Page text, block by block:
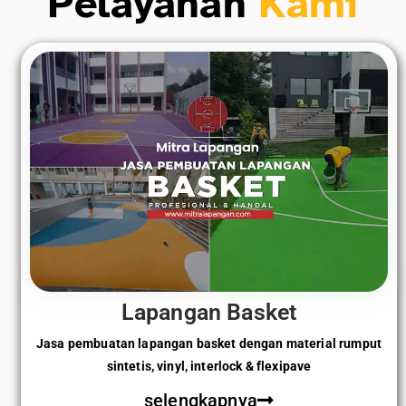
Lapangan Basket
Jasa pembuatan lapangan basket dengan material rumput
sintetis, vinyl, interlock & flexipave
selengkapnya